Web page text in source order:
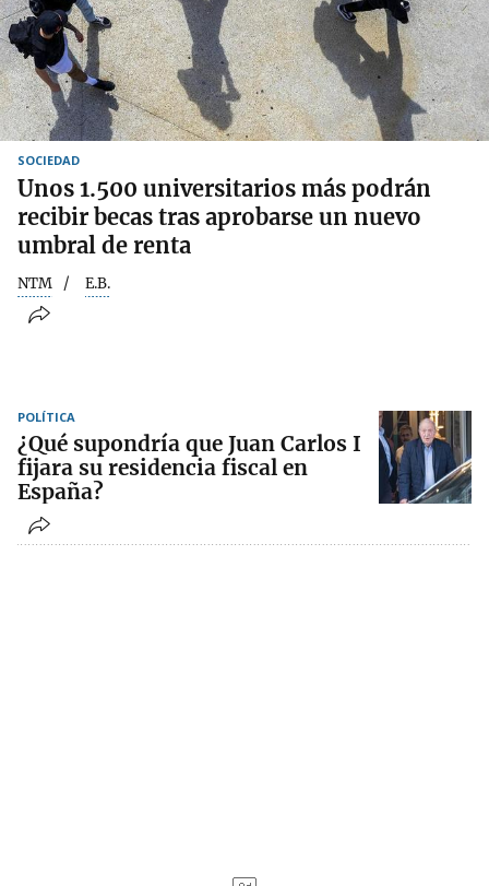
SOCIEDAD
Unos 1.500 universitarios más podrán
recibir becas tras aprobarse un nuevo
umbral de renta
NTM E.B.
POLÍTICA
¿Qué supondría que Juan Carlos I
fijara su residencia fiscal en
España?